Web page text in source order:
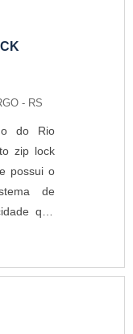
- RS
do Rio
zip lock
possui o
de
que
produto
e